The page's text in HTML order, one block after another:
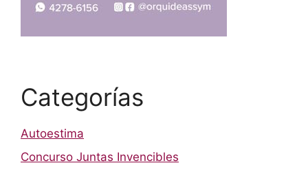
Categorías
Autoestima
Concurso Juntas Invencibles